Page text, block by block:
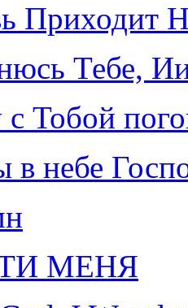
Приходит
Тебе,
Тобой
в небе
МЕНЯ